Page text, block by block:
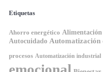
Etiquetas
Ahorro energético Alimentación
Autocuidado Automatización
procesos Automatización industrial